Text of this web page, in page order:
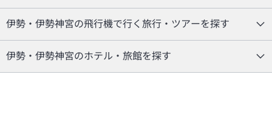
伊勢・伊勢神宮の飛行機で行く旅行・ツアーを探す
伊勢・伊勢神宮のホテル・旅館を探す